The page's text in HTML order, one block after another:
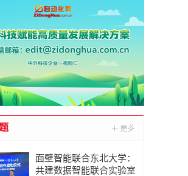
面壁智能联合东北大学：
共建数据智能联合实验室